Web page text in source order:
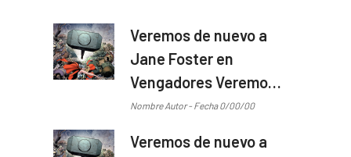
Veremos de nuevo a
Jane Foster en
Vengadores Veremos
de nuevo a Jane
...
Nombre Autor - Fecha 0/00/00
Veremos de nuevo a